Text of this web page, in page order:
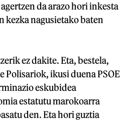
da arazo hori inkesta
kezka nagusietako baten
ez dakite. Eta, bestela,
Polisariok, ikusi duena PSOE
eskubidea
estatutu marokoarra
den. Eta hori guztia